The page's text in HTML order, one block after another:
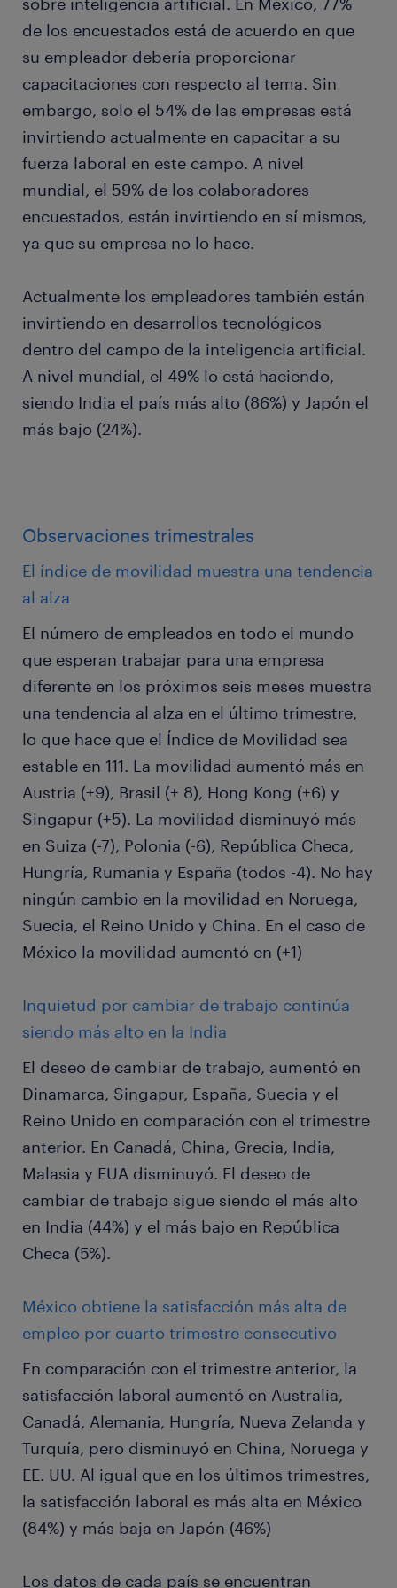
de los encuestados está de acuerdo en que
su empleador debería proporcionar
capacitaciones con respecto al tema. Sin
embargo, solo el 54% de las empresas está
invirtiendo actualmente en capacitar a su
fuerza laboral en este campo. A nivel
mundial, el 59% de los colaboradores
encuestados, están invirtiendo en sí mismos,
ya que su empresa no lo hace.
Actualmente los empleadores también están
invirtiendo en desarrollos tecnológicos
dentro del campo de la inteligencia artificial.
A nivel mundial, el 49% lo está haciendo,
siendo India el país más alto (86%) y Japón el
más bajo (24%).
Observaciones trimestrales
El índice de movilidad muestra una tendencia
al alza
El número de empleados en todo el mundo
que esperan trabajar para una empresa
diferente en los próximos seis meses muestra
una tendencia al alza en el último trimestre,
lo que hace que el Índice de Movilidad sea
estable en 111. La movilidad aumentó más en
Austria (+9), Brasil (+ 8), Hong Kong (+6) y
Singapur (+5). La movilidad disminuyó más
en Suiza (-7), Polonia (-6), República Checa,
Hungría, Rumania y España (todos -4). No hay
ningún cambio en la movilidad en Noruega,
Suecia, el Reino Unido y China. En el caso de
México la movilidad aumentó en (+1)
Inquietud por cambiar de trabajo continúa
siendo más alto en la India
El deseo de cambiar de trabajo, aumentó en
Dinamarca, Singapur, España, Suecia y el
Reino Unido en comparación con el trimestre
anterior. En Canadá, China, Grecia, India,
Malasia y EUA disminuyó. El deseo de
cambiar de trabajo sigue siendo el más alto
en India (44%) y el más bajo en República
Checa (5%).
México obtiene la satisfacción más alta de
empleo por cuarto trimestre consecutivo
En comparación con el trimestre anterior, la
satisfacción laboral aumentó en Australia,
Canadá, Alemania, Hungría, Nueva Zelanda y
Turquía, pero disminuyó en China, Noruega y
EE. UU. Al igual que en los últimos trimestres,
la satisfacción laboral es más alta en México
(84%) y más baja en Japón (46%)
Los datos de cada país se encuentran